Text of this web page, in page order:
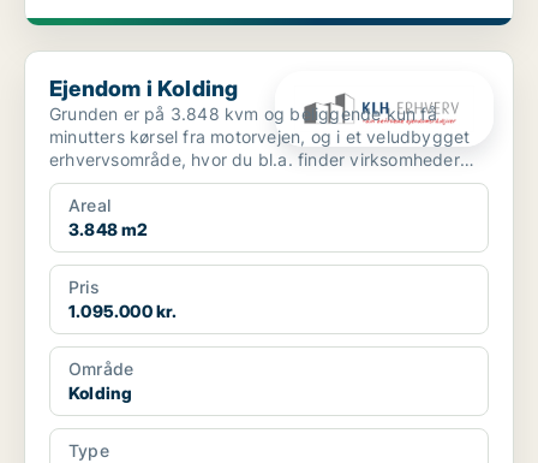
Ejendom i Kolding
Ejendom i Kolding
Grunden er på 3.848 kvm og beliggende kun få
minutters kørsel fra motorvejen, og i et veludbygget
erhvervsområde, hvor du bl.a. finder virksomheder
som David...
Areal
3.848 m2
Pris
1.095.000 kr.
Område
Kolding
Type